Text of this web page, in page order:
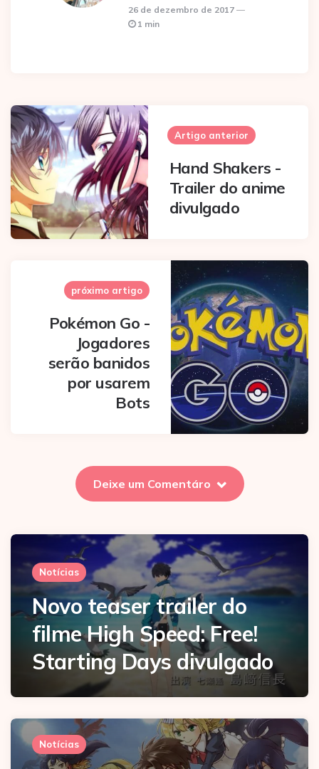
26 de dezembro de 2017
1 min
Post
navigation
Artigo anterior
Hand Shakers -
Trailer do anime
divulgado
próximo artigo
Pokémon Go -
Jogadores
serão banidos
por usarem
Bots
Deixe um Comentáro
Notícias
Novo teaser trailer do
filme High Speed: Free!
Starting Days divulgado
Notícias